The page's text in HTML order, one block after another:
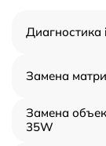
Диагностика
Замена
Замена
35W